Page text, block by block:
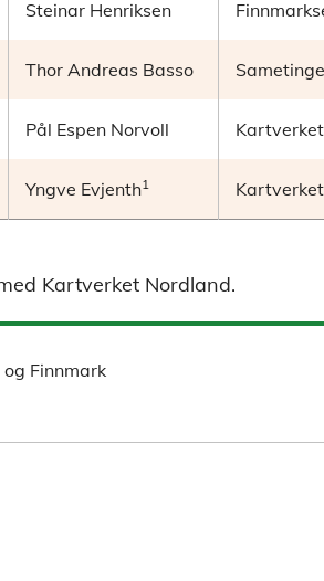
Steinar Henriksen
Thor Andreas Basso
Pål Espen Norvoll
Yngve Evjenth1
Kartverket Nordland.
Finnmark